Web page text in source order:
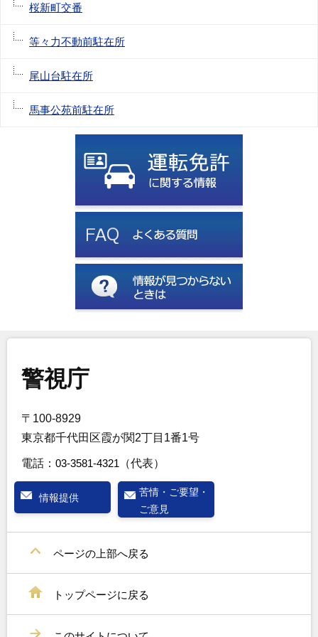
桜新町交番
等々力不動前駐在所
尾山台駐在所
馬事公苑前駐在所
警視庁
〒100-8929
東京都千代田区霞が関2丁目1番1号
電話： 03-3581-4321 （代表）
情報提供
苦情・ご要望・
ご意見
ページの上部へ戻る
トップページに戻る